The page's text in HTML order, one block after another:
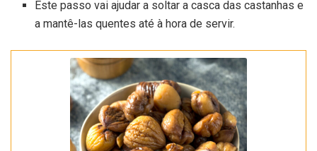
Este passo vai ajudar a soltar a casca das castanhas e
a mantê-las quentes até à hora de servir.